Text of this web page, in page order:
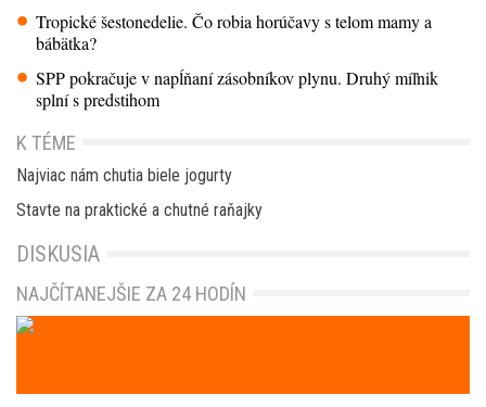
Tropické šestonedelie. Čo robia horúčavy s telom mamy a
bábätka?
SPP pokračuje v napĺňaní zásobníkov plynu. Druhý míľnik
splní s predstihom
K TÉME
Najviac nám chutia biele jogurty
Stavte na praktické a chutné raňajky
DISKUSIA
NAJČÍTANEJŠIE ZA 24 HODÍN